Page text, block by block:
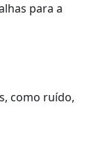
para a
como ruído,